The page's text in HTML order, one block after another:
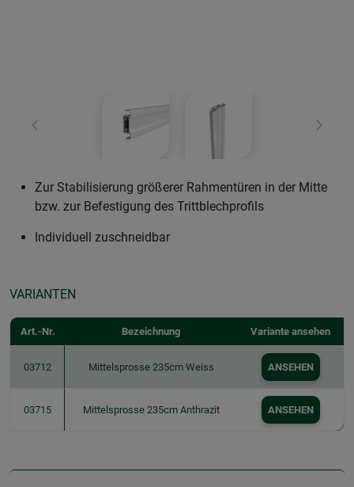
Zurück Weiter
Zur Stabilisierung größerer Rahmentüren in der Mitte
bzw. zur Befestigung des Trittblechprofils
Individuell zuschneidbar
VARIANTEN
Art.-Nr. Bezeichnung Variante ansehen
03712 Mittelsprosse 235cm Weiss ANSEHEN
03715 Mittelsprosse 235cm Anthrazit ANSEHEN